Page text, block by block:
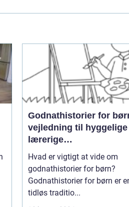
Godnathistorier for
vejledning til
lærerige
sengetidsoplevelser
Hvad er vigtigt at vide om
godnathistorier for børn?
Godnathistorier for børn er
tidløs traditio...